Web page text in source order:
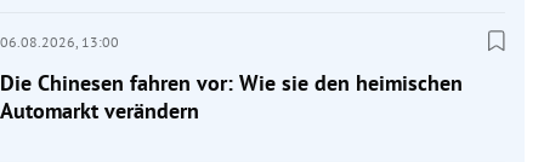
06.08.2026, 13:00
Die Chinesen fahren vor: Wie sie den heimischen
Automarkt verändern